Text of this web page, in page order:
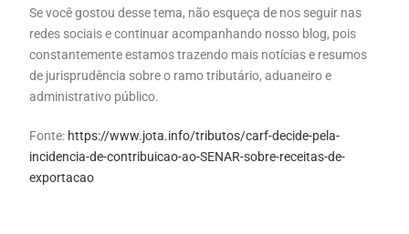
Se você gostou desse tema, não esqueça de nos seguir nas
redes sociais e continuar acompanhando nosso blog, pois
constantemente estamos trazendo mais notícias e resumos
de jurisprudência sobre o ramo tributário, aduaneiro e
administrativo público.
Fonte: https://www.jota.info/tributos/carf-decide-pela-
incidencia-de-contribuicao-ao-SENAR-sobre-receitas-de-
exportacao